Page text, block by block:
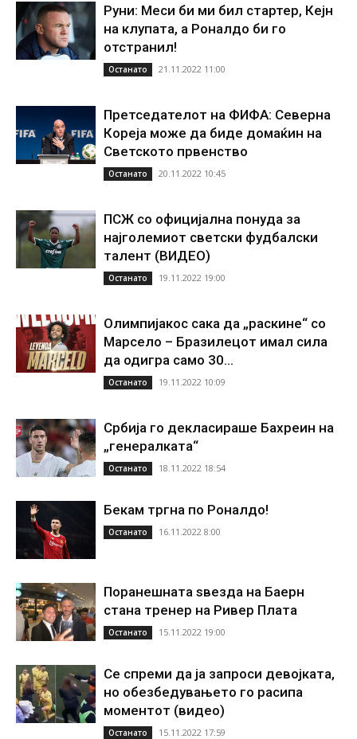
Руни: Меси би ми бил стартер, Кејн
на клупата, а Роналдо би го
отстранил!
Останато 21.11.2022 11:00
Претседателот на ФИФА: Северна
Кореја може да биде домаќин на
Светското првенство
Останато 20.11.2022 10:45
ПСЖ со официјална понуда за
најголемиот светски фудбалски
талент (ВИДЕО)
Останато 19.11.2022 19:00
Олимпијакос сака да „раскине“ со
Марсело – Бразилецот имал сила
да одигра само 30...
Останато 19.11.2022 10:09
Србија го декласираше Бахреин на
„генералката“
Останато 18.11.2022 18:54
Бекам тргна по Роналдо!
Останато 16.11.2022 8:00
Поранешната ѕвезда на Баерн
стана тренер на Ривер Плата
Останато 15.11.2022 19:00
Се спреми да ја запроси девојката,
но обезбедувањето го расипа
моментот (видео)
Останато 15.11.2022 17:59